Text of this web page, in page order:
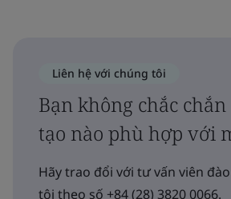
Liên hệ với chúng tôi
Bạn không chắc
tạo nào phù hợp với
Hãy trao đổi với tư vấn viên
tôi theo số +84 (28) 3820 0066.